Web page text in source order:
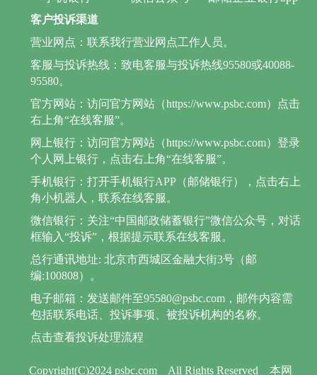
Copyright(C)2024 psbc.com All Rights Reserved 本网
客户投诉渠道
营业网点：联系我行营业网点工作人员。
客服与投诉热线：致电客服与投诉热线95580或40088-
95580。
官方网站：访问官方网站（https://www.psbc.com）点击
右上角“在线客服”。
网上银行：访问官方网站（https://www.psbc.com）登录
个人网上银行，点击右上角“在线客服”。
手机银行：打开手机银行APP（邮储银行），点击右上
角小机器人，联系在线客服。
微信银行：关注“中国邮政储蓄银行”微信公众号，对话
框输入“投诉”，根据提示联系在线客服。
总行通讯地址: 北京市西城区金融大街3号（邮
编:100808）。
电子邮箱：发送邮件至95580@psbc.com，邮件内容需
包括联系电话、投诉事项、被投诉机构的名称。
点击查看投诉处理流程